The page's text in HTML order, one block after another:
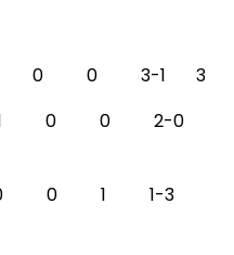
1 0 0 3-1 3
1 1 0 0 2-0
0 0 1 1-3